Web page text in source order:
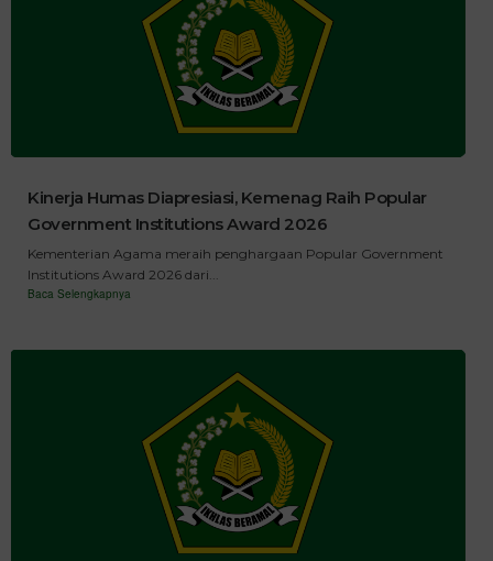
Kinerja Humas Diapresiasi, Kemenag Raih Popular
Government Institutions Award 2026
Kementerian Agama meraih penghargaan Popular Government
Institutions Award 2026 dari...
Baca Selengkapnya